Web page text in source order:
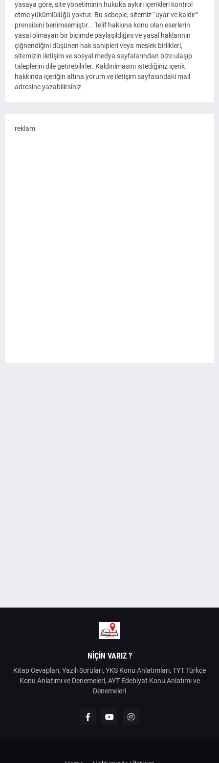
yasaya göre, site yönetiminin hukuka aykırı içerikleri kontrol
etme yükümlülüğü yoktur. Bu sebeple, sitemiz “uyar ve kaldır”
prensibini benimsemiştir. . Telif hakkına konu olan eserlerin
yasal olmayan bir biçimde paylaşıldığını ve yasal haklarının
çiğnendiğini düşünen hak sahipleri veya meslek birlikleri,
sitemizin iletişim ve sosyal medya sayfalarından bize ulaşıp
taleplerini dile getirebilirler. Kaldırılmasını istediğiniz içerik
hakkında içeriğin altına yorum ve iletişim sayfasındaki mail
adresine yazabilirsiniz.
reklam
NIÇIN VARIZ ?
Kitap Cevapları, Yazılı Soruları, YKS Konu Anlatımları, TYT Türkçe
Konu Anlatımı ve Denemeleri, AYT Edebiyat Konu Anlatımı ve
Denemeleri